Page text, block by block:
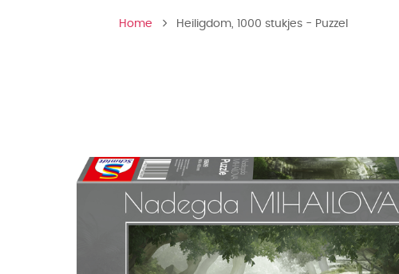
Home Heiligdom, 1000 stukjes - Puzzel